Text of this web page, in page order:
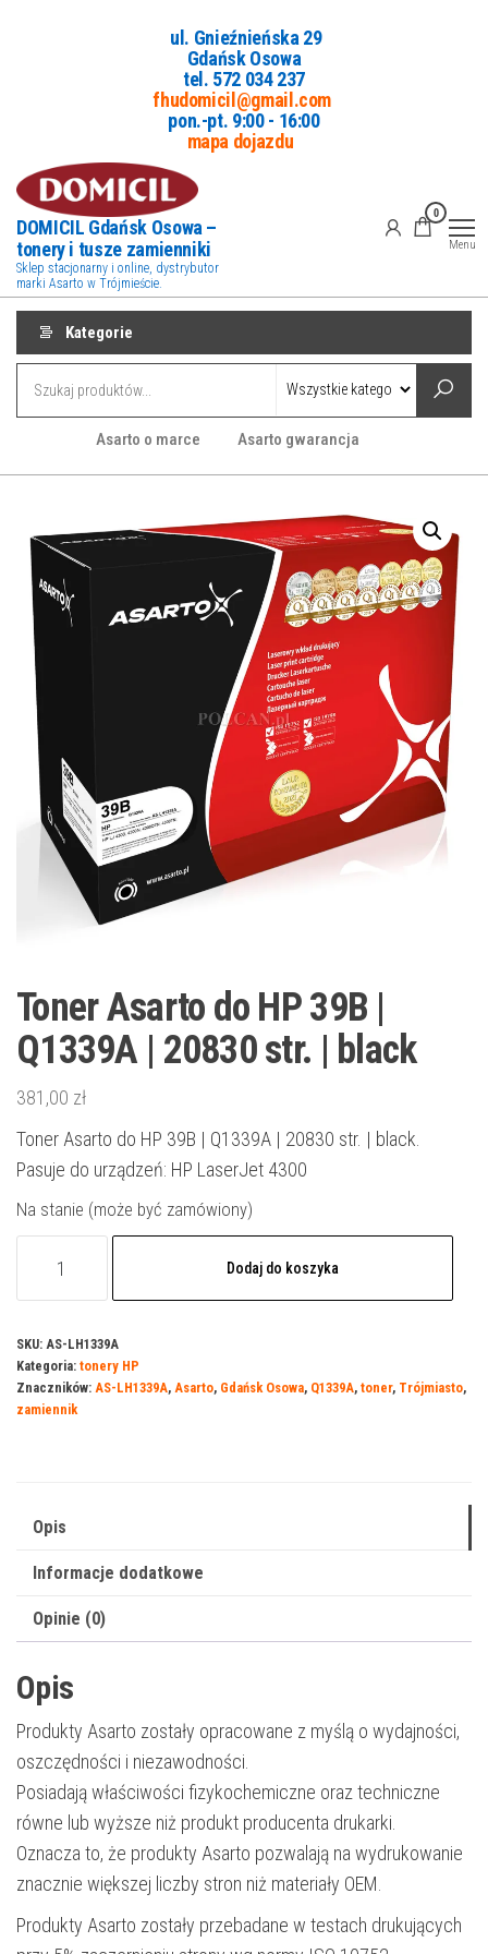
ul. Gnieźnieńska 29
Gdańsk Osowa
tel. 572 034 237
fhudomicil@gmail.com
pon.-pt. 9:00 - 16:00
mapa dojazdu
DOMICIL Gdańsk Osowa –
tonery i tusze zamienniki
Sklep stacjonarny i online, dystrybutor
marki Asarto w Trójmieście.
0
Menu
Kategorie
Asarto o marce Asarto gwarancja
Toner Asarto do HP 39B |
Q1339A | 20830 str. | black
381,00 zł
Toner Asarto do HP 39B | Q1339A | 20830 str. | black.
Pasuje do urządzeń: HP LaserJet 4300
Na stanie (może być zamówiony)
do
HP
39B
20830
black
Dodaj do koszyka
SKU: AS-LH1339A
Kategoria: tonery HP
Znaczników: AS-LH1339A, Asarto, Gdańsk Osowa, Q1339A, toner, Trójmiasto,
zamiennik
Opis
Informacje dodatkowe
Opinie (0)
Opis
Produkty Asarto zostały opracowane z myślą o wydajności,
oszczędności i niezawodności.
Posiadają właściwości fizykochemiczne oraz techniczne
równe lub wyższe niż produkt producenta drukarki.
Oznacza to, że produkty Asarto pozwalają na wydrukowanie
znacznie większej liczby stron niż materiały OEM.
Produkty Asarto zostały przebadane w testach drukujących